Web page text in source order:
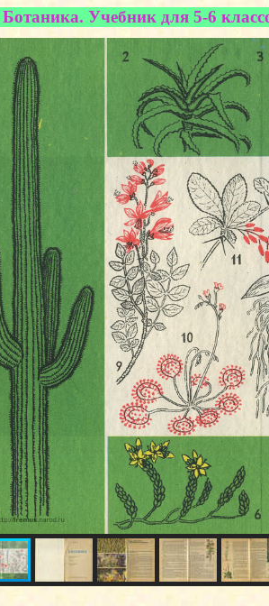
Ботаника. Учебник для 5-6